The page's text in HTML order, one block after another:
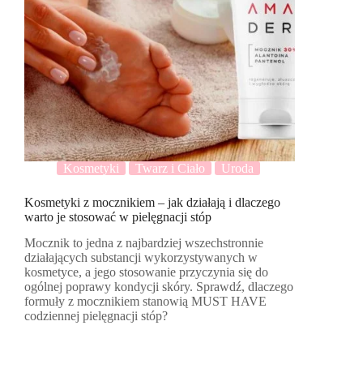
Kosmetyki Twarz i Ciało Uroda
Kosmetyki z mocznikiem – jak działają i dlaczego
warto je stosować w pielęgnacji stóp
Mocznik to jedna z najbardziej wszechstronnie
działających substancji wykorzystywanych w
kosmetyce, a jego stosowanie przyczynia się do
ogólnej poprawy kondycji skóry. Sprawdź, dlaczego
formuły z mocznikiem stanowią MUST HAVE
codziennej pielęgnacji stóp?